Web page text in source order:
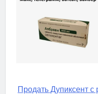
Продать Дупиксент с